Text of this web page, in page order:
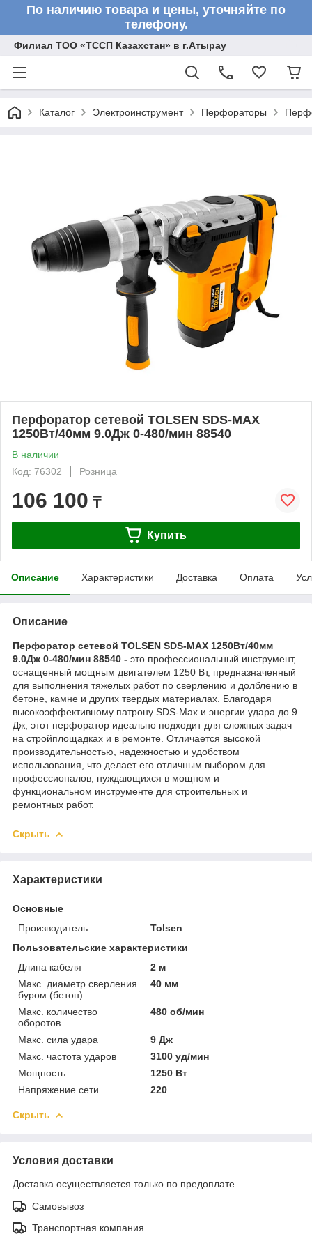
По наличию товара и цены, уточняйте по
телефону.
Филиал ТОО «ТССП Казахстан» в г.Атырау
Каталог Электроинструмент Перфораторы
Перфоратор сетевой TOLSEN SDS-MAX
1250Вт/40мм 9.0Дж 0-480/мин 88540
В наличии
Код: 76302
Розница
106 100 ₸
Купить
Описание Характеристики Доставка Оплата
Описание
Перфоратор сетевой TOLSEN SDS-MAX 1250Вт/40мм
9.0Дж 0-480/мин 88540 - это профессиональный инструмент,
оснащенный мощным двигателем 1250 Вт, предназначенный
для выполнения тяжелых работ по сверлению и долблению в
бетоне, камне и других твердых материалах. Благодаря
высокоэффективному патрону SDS-Max и энергии удара до 9
Дж, этот перфоратор идеально подходит для сложных задач
на стройплощадках и в ремонте. Отличается высокой
производительностью, надежностью и удобством
использования, что делает его отличным выбором для
профессионалов, нуждающихся в мощном и
функциональном инструменте для строительных и
ремонтных работ.
Скрыть
Характеристики
Основные
Производитель
Tolsen
Пользовательские характеристики
Длина кабеля
2 м
Макс. диаметр сверления
буром (бетон)
40 мм
Макс. количество
оборотов
480 об/мин
Макс. сила удара
9 Дж
Макс. частота ударов
3100 уд/мин
Мощность
1250 Вт
Напряжение сети
220
Скрыть
Условия доставки
Доставка осуществляется только по предоплате.
Самовывоз
Транспортная компания